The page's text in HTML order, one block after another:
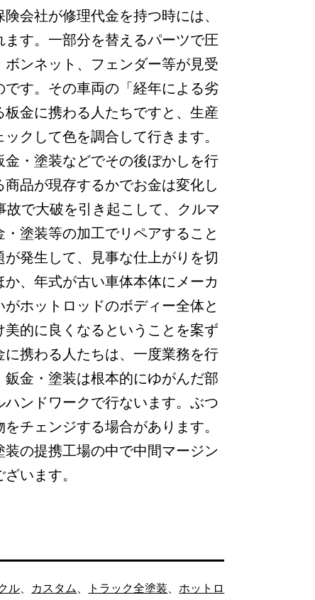
会社が修理代金を持つ時には、
す。一部分を替えるパーツで圧
ンネット、フェンダー等が見受
す。その車両の「経年による劣
金に携わる人たちですと、生産
クして色を調合して行きます。
・塗装などでその後ぼかしを行
品が現存するかでお金は変化し
で大破を引き起こして、クルマ
塗装等の加工でリペアすること
発生して、見事な仕上がりを切
、年式が古い車体本体にメーカ
ホットロッドのボディー全体と
的に良くなるということを案ず
携わる人たちは、一度業務を行
金・塗装は根本的にゆがんだ部
ンドワークで行ないます。ぶつ
チェンジする場合があります。
の提携工場の中で中間マージン
います。
ル カスタム トラック全塗装
ホットロ